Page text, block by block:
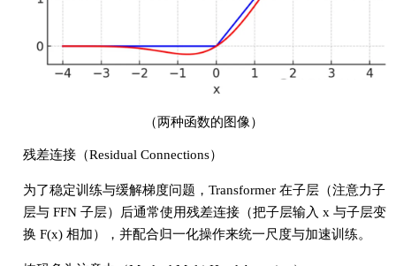
（两种函数的图像）
残差连接（Residual Connections）
为了稳定训练与缓解梯度问题，Transformer 在子层（注意力子
层与 FFN 子层）后通常使用残差连接（把子层输入 x 与子层变
换 F(x) 相加），并配合归一化操作来统一尺度与加速训练。